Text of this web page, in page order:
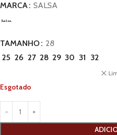
MARCA SALSA
TAMANHO
28
25 26 27 28 29 30 31 32
Esgotado